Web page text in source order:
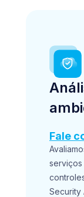
Fale
serviços
Security